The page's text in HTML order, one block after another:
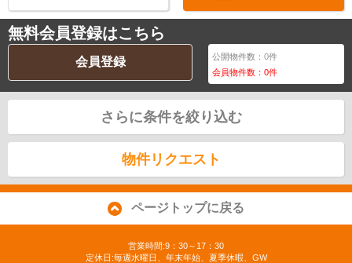
無料会員登録はこちら
会員登録 公開物件数：0件
会員物件数：0件
さらに条件を絞り込む
物件リクエスト
ページトップに戻る
営業時間:9：30～17：30
定休日:毎週水曜日、年末年始、夏季休暇、GW